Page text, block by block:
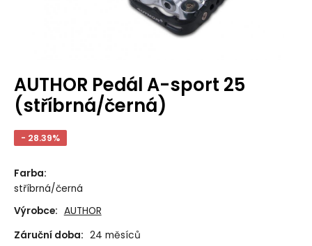
AUTHOR Pedál A-sport 25
(stříbrná/černá)
- 28.39%
Farba:
stříbrná/černá
Výrobce: AUTHOR
Záruční doba: 24 měsíců